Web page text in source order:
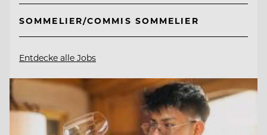
SOMMELIER/COMMIS SOMMELIER
Entdecke alle Jobs